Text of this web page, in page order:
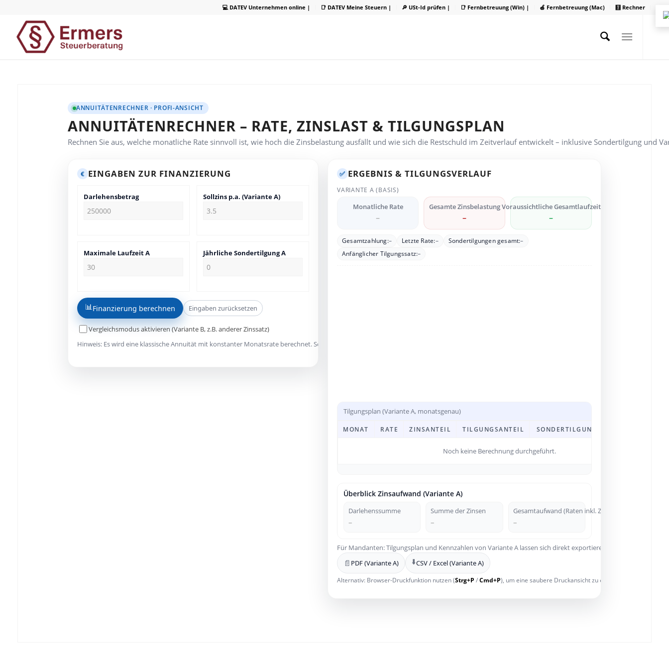
💻 DATEV Unternehmen online | 📑 DATEV Meine Steuern | 🔎 USt-Id prüfen | 📑 Fernbetreuung (Win) | 🍏 Fernbetreuung (Mac) 🧮 Rechner
ANNUITÄTENRECHNER · PROFI-ANSICHT
ANNUITÄTENRECHNER – RATE, ZINSLAST & TILGUNGSPLAN
Rechnen Sie aus, welche monatliche Rate sinnvoll ist, wie hoch die Zinsbelastung ausfällt und wie sich die Restschuld im Zeitverlauf entwickelt – inklusive Sondertilgung und
€ EINGABEN ZUR FINANZIERUNG
Darlehensbetrag Sollzins p.a. (Variante A)
Maximale Laufzeit A Jährliche Sondertilgung A
📊Finanzierung berechnen Eingaben zurücksetzen
Vergleichsmodus aktivieren (Variante B, z.B. anderer Zinssatz)
Hinweis: Es wird eine klassische Annuität mit konstanter Monatsrate berechnet. Sondertilgungen verkürzen die Laufzeit und reduzieren die Zinsbelastung.
✅ ERGEBNIS & TILGUNGSVERLAUF
VARIANTE A (BASIS)
Monatliche Rate
–
Gesamte Zinsbelastung
–
Voraussichtliche Gesamtlaufzeit
–
Gesamtzahlung:– Letzte Rate:– Sondertilgungen gesamt:–
Anfänglicher Tilgungssatz:–
Tilgungsplan (Variante A, monatsgenau)
MONAT RATE ZINSANTEIL TILGUNGSANTEIL SONDERTILGUNG
Noch keine Berechnung durchgeführt.
Überblick Zinsaufwand (Variante A)
Darlehenssumme
–
Summe der Zinsen
–
Gesamtaufwand (Raten inkl. Zinsen)
–
Für Mandanten: Tilgungsplan und Kennzahlen von Variante A lassen sich direkt exportieren oder ausdrucken.
📄 PDF (Variante A) ⬇️CSV / Excel (Variante A)
Alternativ: Browser-Druckfunktion nutzen (Strg+P /Cmd+P), um eine saubere Druckansicht zu erzeugen.